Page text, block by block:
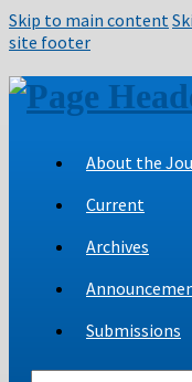
Skip to main content
site footer
About the
Current
Archives
Submissions